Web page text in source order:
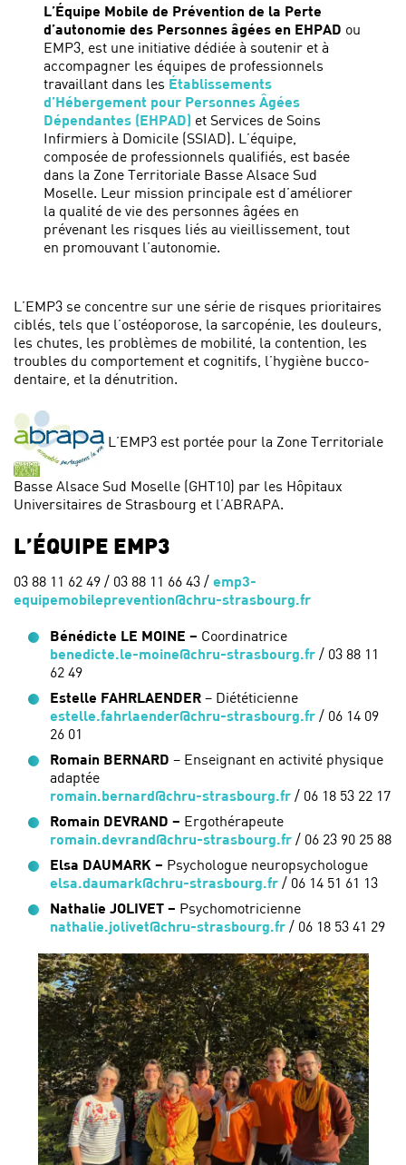
L’Équipe Mobile de Prévention de la Perte
d’autonomie des Personnes âgées en EHPAD ou
EMP3, est une initiative dédiée à soutenir et à
accompagner les équipes de professionnels
travaillant dans les Établissements
d’Hébergement pour Personnes Âgées
Dépendantes (EHPAD) et Services de Soins
Infirmiers à Domicile (SSIAD). L’équipe,
composée de professionnels qualifiés, est basée
dans la Zone Territoriale Basse Alsace Sud
Moselle. Leur mission principale est d’améliorer
la qualité de vie des personnes âgées en
prévenant les risques liés au vieillissement, tout
en promouvant l’autonomie.
L’EMP3 se concentre sur une série de risques prioritaires
ciblés, tels que l’ostéoporose, la sarcopénie, les douleurs,
les chutes, les problèmes de mobilité, la contention, les
troubles du comportement et cognitifs, l’hygiène bucco-
dentaire, et la dénutrition.
L’EMP3 est portée pour la Zone Territoriale
Basse Alsace Sud Moselle (GHT10) par les Hôpitaux
Universitaires de Strasbourg et l’ABRAPA.
L’ÉQUIPE EMP3
03 88 11 62 49 / 03 88 11 66 43 / emp3-
equipemobileprevention@chru-strasbourg.fr
Bénédicte LE MOINE – Coordinatrice
benedicte.le-moine@chru-strasbourg.fr / 03 88 11
62 49
Estelle FAHRLAENDER – Diététicienne
estelle.fahrlaender@chru-strasbourg.fr / 06 14 09
26 01
Romain BERNARD – Enseignant en activité physique
adaptée
romain.bernard@chru-strasbourg.fr / 06 18 53 22 17
Romain DEVRAND – Ergothérapeute
romain.devrand@chru-strasbourg.fr / 06 23 90 25 88
Elsa DAUMARK – Psychologue neuropsychologue
elsa.daumark@chru-strasbourg.fr / 06 14 51 61 13
Nathalie JOLIVET – Psychomotricienne
nathalie.jolivet@chru-strasbourg.fr / 06 18 53 41 29